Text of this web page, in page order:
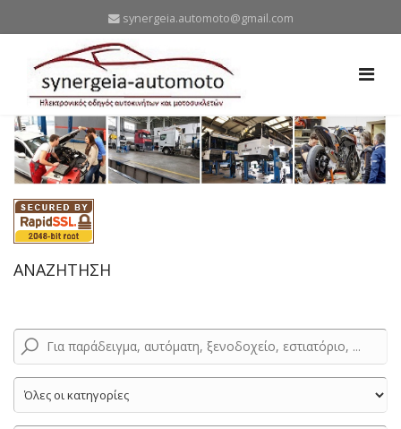
synergeia.automoto@gmail.com
ΑΝΑΖΗΤΗΣΗ